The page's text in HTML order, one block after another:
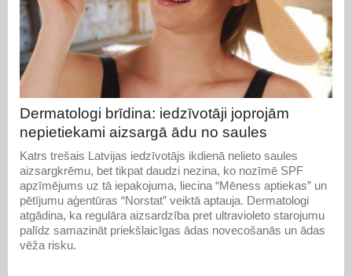
Dermatologi brīdina: iedzīvotāji joprojām
nepietiekami aizsargā ādu no saules
Katrs trešais Latvijas iedzīvotājs ikdienā nelieto saules
aizsargkrēmu, bet tikpat daudzi nezina, ko nozīmē SPF
apzīmējums uz tā iepakojuma, liecina “Mēness aptiekas” un
pētījumu aģentūras “Norstat” veiktā aptauja. Dermatologi
atgādina, ka regulāra aizsardzība pret ultravioleto starojumu
palīdz samazināt priekšlaicīgas ādas novecošanās un ādas
vēža risku.